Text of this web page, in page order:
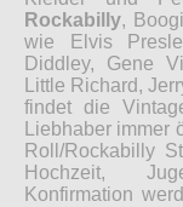
Rockabilly,
wie Elvis
Diddley, Gene
Little Richard,
findet die
Liebhaber immer
Roll/Rockabilly
Hochzeit,
Konfirmation